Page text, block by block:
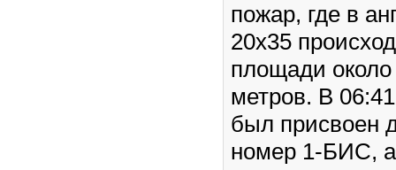
пожар, где в
20х35
площади
метров. В
был присвоен
номер 1-БИС,